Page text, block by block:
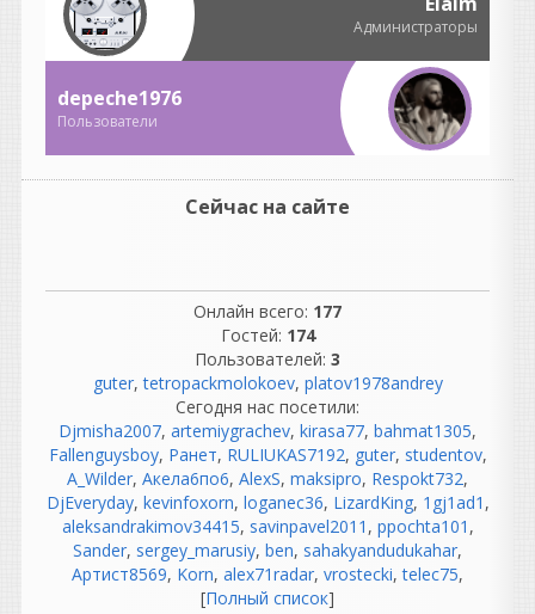
студиях все было гораздо
сложнее.
огромные аналоговые
консоли;
компрессоры, эквалайзеры;
синхронизация
Инженеры тратили
огромное количество
времени на обслуживание
оборудования.
«Никто не ругался.»
Вот это вообще миф. 😄
Если почитать
воспоминания
звукорежиссеров 70-х, 80-х
и 90-х, они ругались
постоянно:
лента закончилась в самый
неподходящий момент;
Администраторы
depeche1976
Пользователи
Сейчас на сайте
Онлайн всего: 177
Гостей: 174
Пользователей: 3
guter,tetropackmolokoev, platov1978andrey
Сегодня нас посетили:
Djmisha2007, artemiygrachev, kirasa77, bahmat1305,
Fallenguysboy, Ранет, RULIUKAS7192, guter, studentov,
A_Wilder, Акела6по6, AlexS, maksipro, Respokt732,
DjEveryday, kevinfoxorn, loganec36, LizardKing, 1gj1ad1 ,
aleksandrakimov34415, savinpavel2011 , ppochta101 ,
Sander, sergey_marusiy, ben, sahakyandudukahar,
Артист8569, Korn, alex71radar, vrostecki,telec75,
[Полный список]